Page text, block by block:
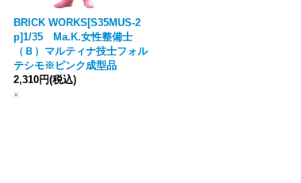
BRICK WORKS[S35MUS-2
p]1/35 Ma.K.女性整備士
（Ｂ）マルティナ技士フォル
テシモ※ピンク成型品
2,310円(税込)
×